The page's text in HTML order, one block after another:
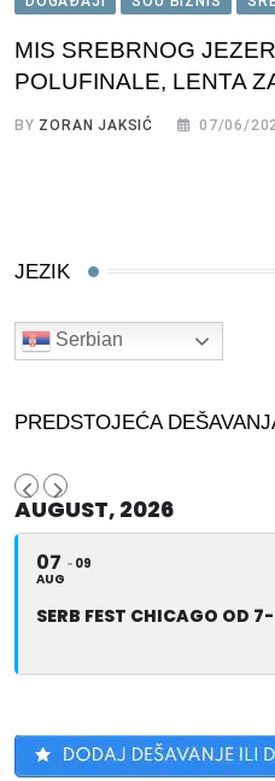
MIS SREBRNOG
POLUFINALE, LENTA
BY ZORAN JAKSIĆ 07/06/
JEZIK
Serbian
PREDSTOJEĆA
AUGUST, 2026
07
AUG
09
SERB FEST CHICAGO OD